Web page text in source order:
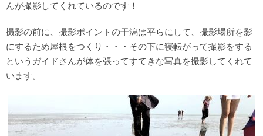
んが撮影してくれているのです！
撮影の前に、撮影ポイントの干潟は平らにして、撮影場所を影
にするため屋根をつくり・・・その下に寝転がって撮影をする
というガイドさんが体を張ってすてきな写真を撮影してくれて
います。